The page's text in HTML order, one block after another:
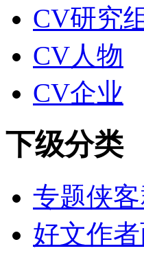
CV研究
CV人物
CV企业
下级分类
专题侠客
好文作